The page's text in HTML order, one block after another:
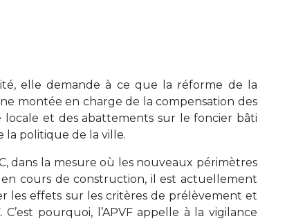
elle demande à ce que la réforme de la
montée en charge de la compensation des
locale et des abattements sur le foncier bâti
la politique de la ville.
dans la mesure où les nouveaux périmètres
cours de construction, il est actuellement
les effets sur les critères de prélèvement et
pourquoi, l’APVF appelle à la vigilance